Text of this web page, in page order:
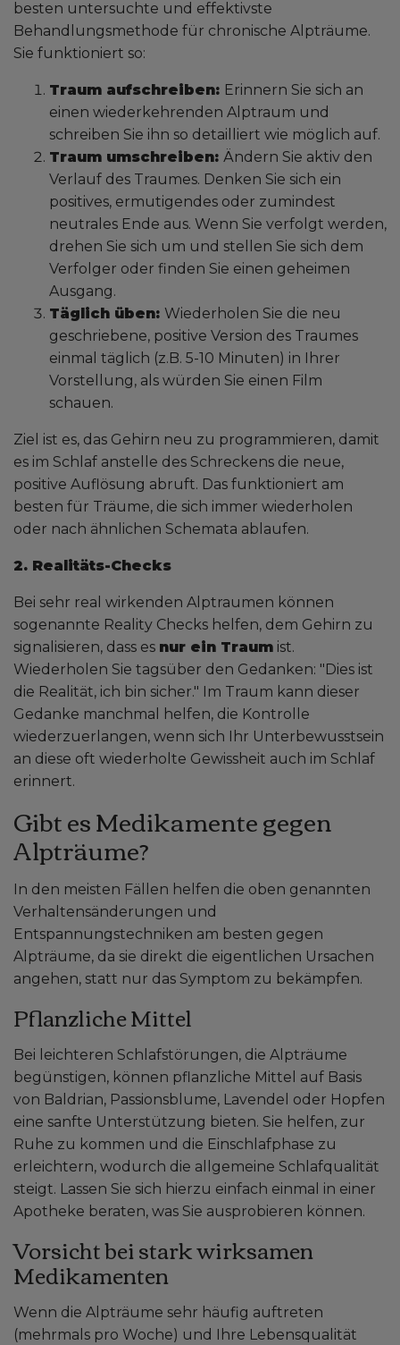
besten untersuchte und effektivste
Behandlungsmethode für chronische Alpträume.
Sie funktioniert so:
Traum aufschreiben: Erinnern Sie sich an
einen wiederkehrenden Alptraum und
schreiben Sie ihn so detailliert wie möglich auf.
Traum umschreiben: Ändern Sie aktiv den
Verlauf des Traumes. Denken Sie sich ein
positives, ermutigendes oder zumindest
neutrales Ende aus. Wenn Sie verfolgt werden,
drehen Sie sich um und stellen Sie sich dem
Verfolger oder finden Sie einen geheimen
Ausgang.
Täglich üben: Wiederholen Sie die neu
geschriebene, positive Version des Traumes
einmal täglich (z.B. 5-10 Minuten) in Ihrer
Vorstellung, als würden Sie einen Film
schauen.
Ziel ist es, das Gehirn neu zu programmieren, damit
es im Schlaf anstelle des Schreckens die neue,
positive Auflösung abruft. Das funktioniert am
besten für Träume, die sich immer wiederholen
oder nach ähnlichen Schemata ablaufen.
2. Realitäts-Checks
Bei sehr real wirkenden Alptraumen können
sogenannte Reality Checks helfen, dem Gehirn zu
signalisieren, dass es nur ein Traum ist.
Wiederholen Sie tagsüber den Gedanken: "Dies ist
die Realität, ich bin sicher." Im Traum kann dieser
Gedanke manchmal helfen, die Kontrolle
wiederzuerlangen, wenn sich Ihr Unterbewusstsein
an diese oft wiederholte Gewissheit auch im Schlaf
erinnert.
Gibt es Medikamente gegen
Alpträume?
In den meisten Fällen helfen die oben genannten
Verhaltensänderungen und
Entspannungstechniken am besten gegen
Alpträume, da sie direkt die eigentlichen Ursachen
angehen, statt nur das Symptom zu bekämpfen.
Pflanzliche Mittel
Bei leichteren Schlafstörungen, die Alpträume
begünstigen, können pflanzliche Mittel auf Basis
von Baldrian, Passionsblume, Lavendel oder Hopfen
eine sanfte Unterstützung bieten. Sie helfen, zur
Ruhe zu kommen und die Einschlafphase zu
erleichtern, wodurch die allgemeine Schlafqualität
steigt. Lassen Sie sich hierzu einfach einmal in einer
Apotheke beraten, was Sie ausprobieren können.
Vorsicht bei stark wirksamen
Medikamenten
Wenn die Alpträume sehr häufig auftreten
(mehrmals pro Woche) und Ihre Lebensqualität